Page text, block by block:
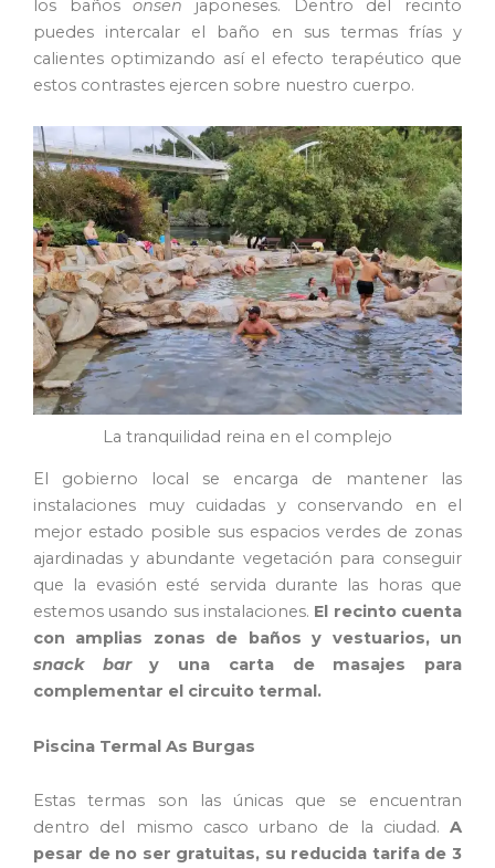
los bañosonsen japoneses. Dentro del recinto
puedes intercalar el baño en sus termas frías y
calientes optimizando así el efecto terapéutico que
estos contrastes ejercen sobre nuestro cuerpo.
La tranquilidad reina en el complejo
El gobierno local se encarga de mantener las
instalaciones muy cuidadas y conservando en el
mejor estado posible sus espacios verdes de zonas
ajardinadas y abundante vegetación para conseguir
que la evasión esté servida durante las horas que
estemos usando sus instalaciones. El recinto cuenta
con amplias zonas de baños y vestuarios, un
snack bary una carta de masajes para
complementar el circuito termal.
Piscina Termal As Burgas
Estas termas son las únicas que se encuentran
dentro del mismo casco urbano de la ciudad. A
pesar de no ser gratuitas, su reducida tarifa de 3